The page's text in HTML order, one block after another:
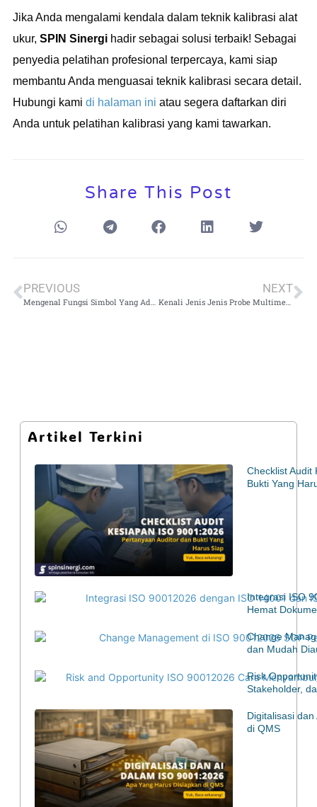
Jika Anda mengalami kendala dalam teknik kalibrasi alat
ukur, SPIN Sinergi hadir sebagai solusi terbaik! Sebagai
penyedia pelatihan profesional terpercaya, kami siap
membantu Anda menguasai teknik kalibrasi secara detail.
Hubungi kami di halaman ini atau segera daftarkan diri
Anda untuk pelatihan kalibrasi yang kami tawarkan.
Share This Post
PREVIOUS NEXT
Kenali Jenis Jenis Probe Multimeter dan Kegunaannya dalam Pengukuran Listrik
Artikel Terkini
Checklist Audit
Bukti Yang
Integrasi ISO
Hemat
Change
dan Mudah
Risk
Stakeholder,
Digitalisasi
di QMS